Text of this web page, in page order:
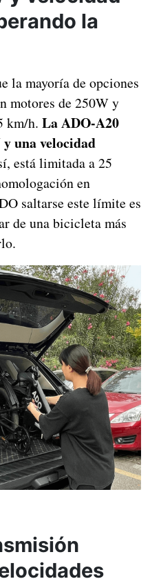
la
la mayoría de opciones
motores de 250W y
km/h. La ADO-A20
una velocidad
está limitada a 25
en
saltarse este límite es
de una bicicleta más